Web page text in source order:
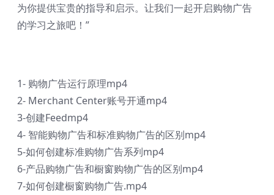
为你提供宝贵的指导和启示。让我们一起开启购物广告
的学习之旅吧！”
1- 购物广告运行原理mp4
2- Merchant Center账号开通mp4
3-创建Feedmp4
4- 智能购物广告和标准购物广告的区别mp4
5-如何创建标准购物广告系列mp4
6-产品购物广告和橱窗购物广告的区别mp4
7-如何创建橱窗购物广告.mp4